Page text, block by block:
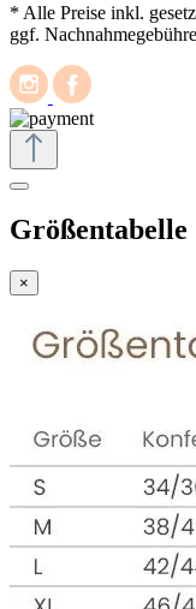
* Alle Preise inkl.
ggf.
Größentabelle
×